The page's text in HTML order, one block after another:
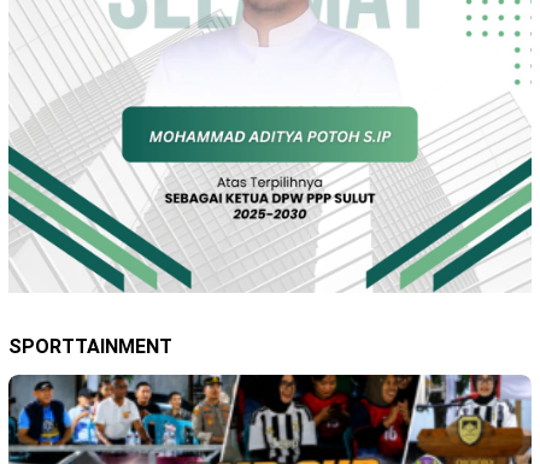
SPORTTAINMENT